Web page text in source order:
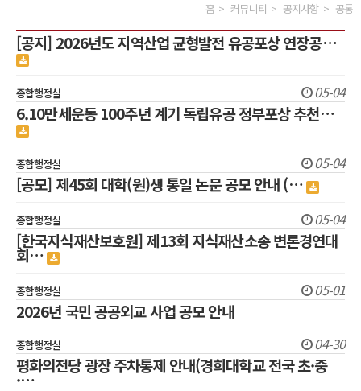
홈 커뮤니티 공지사항 공통
[공지] 2026년도 지역산업 균형발전 유공포상 연장공…
종합행정실 05-04
6.10만세운동 100주년 계기 독립유공 정부포상 추천…
종합행정실 05-04
[공모] 제45회 대학(원)생 통일 논문 공모 안내 (…
종합행정실 05-04
[한국지식재산보호원] 제13회 지식재산소송 변론경연대
회…
종합행정실 05-01
2026년 국민 공공외교 사업 공모 안내
종합행정실 04-30
평화의전당 광장 주차통제 안내(경희대학교 전국 초·중
·…